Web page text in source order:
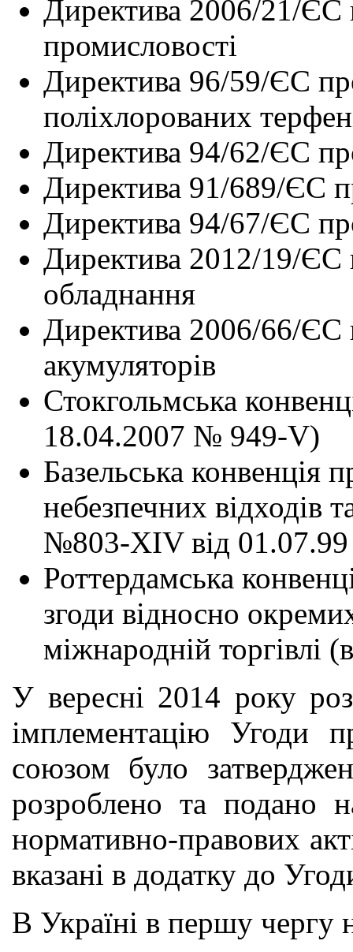
Директива 2006/21/ЄС
промисловості
Директива 96/59/ЄС
поліхлорованих
Директива 94/62/ЄС
Директива 91/689/ЄС
Директива 94/67/ЄС
Директива 2012/19/ЄС
обладнання
Директива 2006/66/ЄС
акумуляторів
Стокгольмська
18.04.2007 № 949-V)
Базельська конвенція
небезпечних відходів
№803-XIV від
Роттердамська
згоди відносно
міжнародній торгівлі
У вересні 2014 року
імплементацію Угоди
союзом було
розроблено та подано
нормативно-правових
вказані в додатку до
В Україні в першу чергу